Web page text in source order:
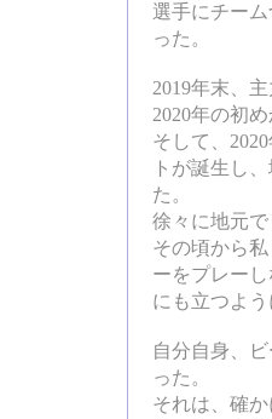
選手にチー
った。
2019年末、
2020年の初
そして、
トが誕生し
た。
徐々に地元で
その頃から
ーをプレー
にも立つよう
自分自身、
った。
それは、確